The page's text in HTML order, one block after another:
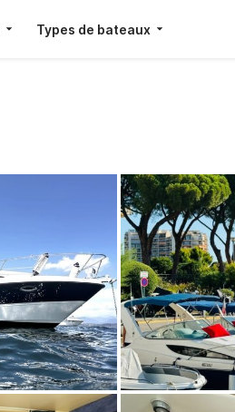
Types de bateaux